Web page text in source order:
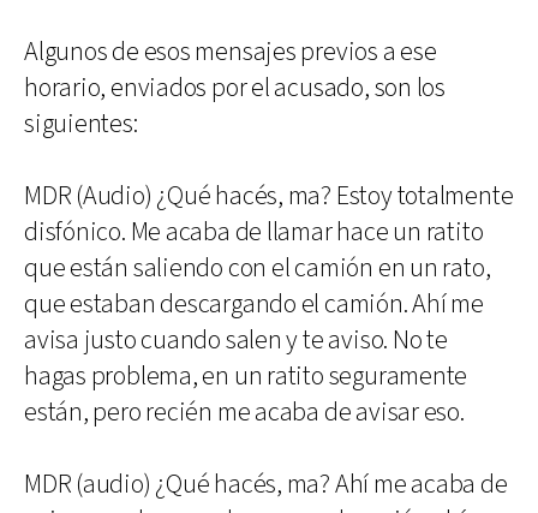
Algunos de esos mensajes previos a ese
horario, enviados por el acusado, son los
siguientes:
MDR (Audio) ¿Qué hacés, ma? Estoy totalmente
disfónico. Me acaba de llamar hace un ratito
que están saliendo con el camión en un rato,
que estaban descargando el camión. Ahí me
avisa justo cuando salen y te aviso. No te
hagas problema, en un ratito seguramente
están, pero recién me acaba de avisar eso.
MDR (audio) ¿Qué hacés, ma? Ahí me acaba de